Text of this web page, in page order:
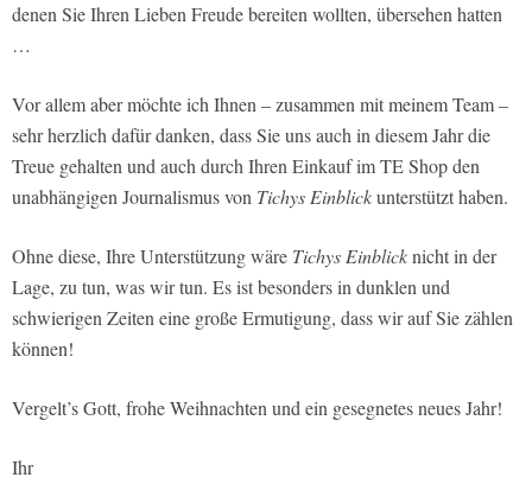
denen Sie Ihren Lieben Freude bereiten wollten, übersehen hatten
…
Vor allem aber möchte ich Ihnen – zusammen mit meinem Team –
sehr herzlich dafür danken, dass Sie uns auch in diesem Jahr die
Treue gehalten und auch durch Ihren Einkauf im TE Shop den
unabhängigen Journalismus von Tichys Einblickunterstützt haben.
Ohne diese, Ihre Unterstützung wäre Tichys Einblicknicht in der
Lage, zu tun, was wir tun. Es ist besonders in dunklen und
schwierigen Zeiten eine große Ermutigung, dass wir auf Sie zählen
können!
Vergelt’s Gott, frohe Weihnachten und ein gesegnetes neues Jahr!
Ihr